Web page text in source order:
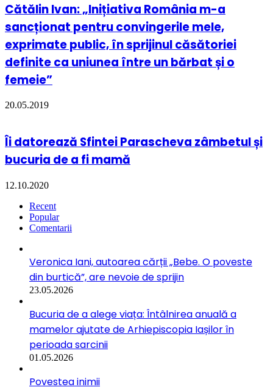
Cătălin Ivan: „Inițiativa România m-a
sancționat pentru convingerile mele,
exprimate public, în sprijinul căsătoriei
definite ca uniunea între un bărbat și o
femeie”
20.05.2019
Îi datorează Sfintei Parascheva zâmbetul și
bucuria de a fi mamă
12.10.2020
Recent
Popular
Comentarii
Veronica Iani, autoarea cărții „Bebe. O poveste
din burtică”, are nevoie de sprijin
23.05.2026
Bucuria de a alege viața: Întâlnirea anuală a
mamelor ajutate de Arhiepiscopia Iașilor în
perioada sarcinii
01.05.2026
Povestea inimii